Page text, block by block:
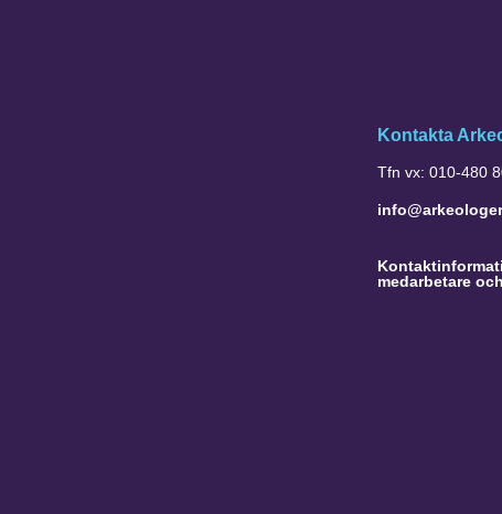
Kontakta
Tfn vx: 010-480
medarbetare